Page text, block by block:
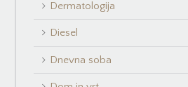
Dermatologija
Diesel
Dnevna soba